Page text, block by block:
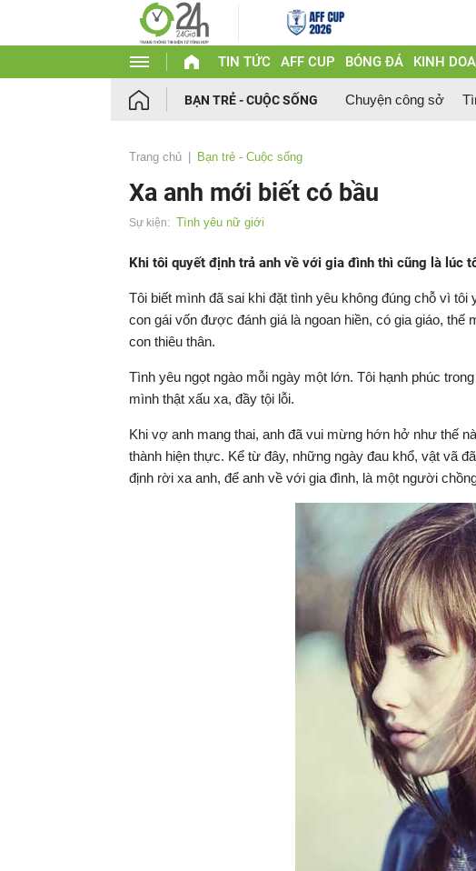
TIN TỨC AFF CUP BÓNG ĐÁ KINH
BẠN TRẺ - CUỘC SỐNG Chuyện công sở
Trang chủ Bạn trẻ - Cuộc sống
Xa anh mới biết có bầu
Sự kiện: Tình yêu nữ giới
Khi tôi quyết định trả anh về với gia đình thì cũng là lúc
Tôi biết mình đã sai khi đặt tình yêu không đúng chỗ vì
con gái vốn được đánh giá là ngoan hiền, có gia giáo, thế
con thiêu thân.
Tình yêu ngọt ngào mỗi ngày một lớn. Tôi hạnh phúc
mình thật xấu xa, đầy tội lỗi.
Khi vợ anh mang thai, anh đã vui mừng hớn hở như thế
thành hiện thực. Kể từ đây, những ngày đau khổ, vật vã
định rời xa anh, để anh về với gia đình, là một người